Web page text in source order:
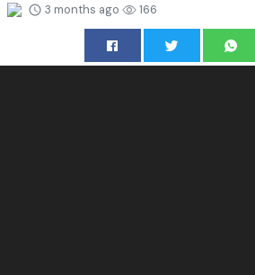
3 months ago 166